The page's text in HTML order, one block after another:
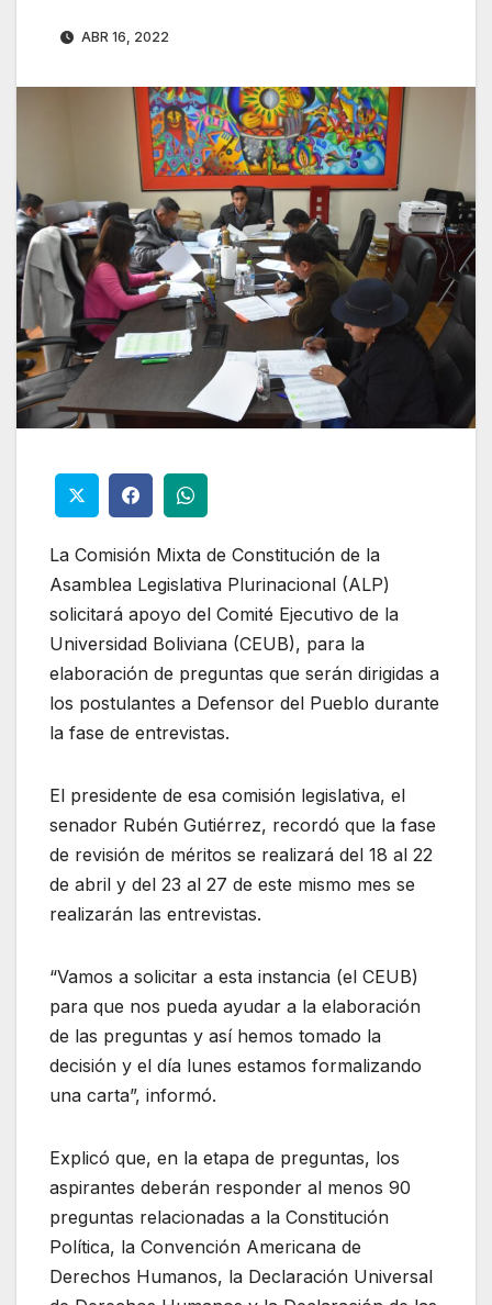
ABR 16, 2022
La Comisión Mixta de Constitución de la
Asamblea Legislativa Plurinacional (ALP)
solicitará apoyo del Comité Ejecutivo de la
Universidad Boliviana (CEUB), para la
elaboración de preguntas que serán dirigidas a
los postulantes a Defensor del Pueblo durante
la fase de entrevistas.
El presidente de esa comisión legislativa, el
senador Rubén Gutiérrez, recordó que la fase
de revisión de méritos se realizará del 18 al 22
de abril y del 23 al 27 de este mismo mes se
realizarán las entrevistas.
“Vamos a solicitar a esta instancia (el CEUB)
para que nos pueda ayudar a la elaboración
de las preguntas y así hemos tomado la
decisión y el día lunes estamos formalizando
una carta”, informó.
Explicó que, en la etapa de preguntas, los
aspirantes deberán responder al menos 90
preguntas relacionadas a la Constitución
Política, la Convención Americana de
Derechos Humanos, la Declaración Universal